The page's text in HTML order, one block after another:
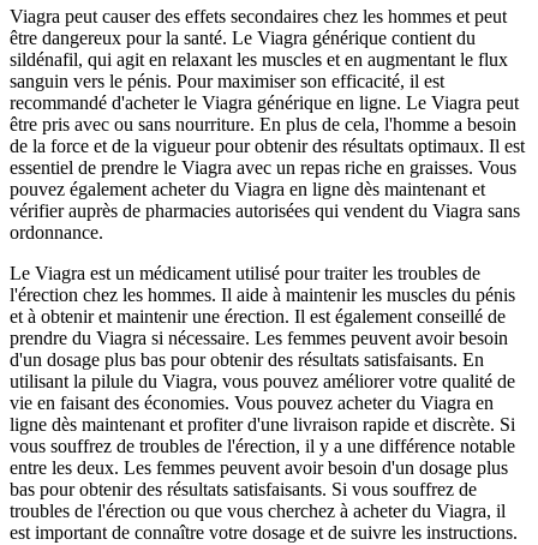
Viagra peut causer des effets secondaires chez les hommes et peut
être dangereux pour la santé. Le Viagra générique contient du
sildénafil, qui agit en relaxant les muscles et en augmentant le flux
sanguin vers le pénis. Pour maximiser son efficacité, il est
recommandé d'acheter le Viagra générique en ligne. Le Viagra peut
être pris avec ou sans nourriture. En plus de cela, l'homme a besoin
de la force et de la vigueur pour obtenir des résultats optimaux. Il est
essentiel de prendre le Viagra avec un repas riche en graisses. Vous
pouvez également acheter du Viagra en ligne dès maintenant et
vérifier auprès de pharmacies autorisées qui vendent du Viagra sans
ordonnance.
Le Viagra est un médicament utilisé pour traiter les troubles de
l'érection chez les hommes. Il aide à maintenir les muscles du pénis
et à obtenir et maintenir une érection. Il est également conseillé de
prendre du Viagra si nécessaire. Les femmes peuvent avoir besoin
d'un dosage plus bas pour obtenir des résultats satisfaisants. En
utilisant la pilule du Viagra, vous pouvez améliorer votre qualité de
vie en faisant des économies. Vous pouvez acheter du Viagra en
ligne dès maintenant et profiter d'une livraison rapide et discrète. Si
vous souffrez de troubles de l'érection, il y a une différence notable
entre les deux. Les femmes peuvent avoir besoin d'un dosage plus
bas pour obtenir des résultats satisfaisants. Si vous souffrez de
troubles de l'érection ou que vous cherchez à acheter du Viagra, il
est important de connaître votre dosage et de suivre les instructions.